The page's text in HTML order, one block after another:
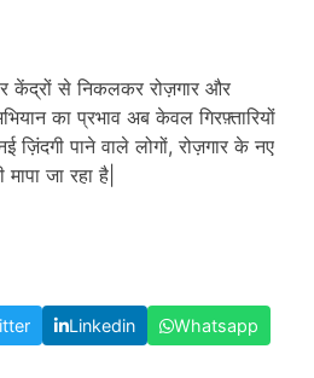
केंद्रों से निकलकर रोज़गार और
का प्रभाव अब केवल गिरफ़्तारियों
ज़िंदगी पाने वाले लोगों, रोज़गार के नए
जा रहा है|
Linkedin
Whatsapp